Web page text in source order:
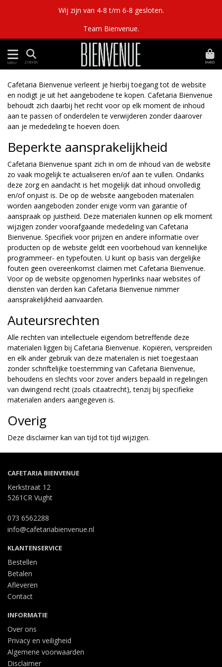
Wij zijn van 4-8 t/m 6-8 gesloten.
Team Bienvenue.
MENU ZOEKEN MAND
Cafetaria Bienvenue verleent je hierbij toegang tot de website
en nodigt je uit het aangebodene te kopen. Cafetaria Bienvenue
behoudt zich daarbij het recht voor op elk moment de inhoud
aan te passen of onderdelen te verwijderen zonder daarover
aan je mededeling te hoeven doen.
Beperkte aansprakelijkheid
Cafetaria Bienvenue spant zich in om de inhoud van de website
zo vaak mogelijk te actualiseren en/of aan te vullen. Ondanks
deze zorg en aandacht is het mogelijk dat inhoud onvolledig
en/of onjuist is. De op de website aangeboden materialen
worden aangeboden zonder enige vorm van garantie of
aanspraak op juistheid. Deze materialen kunnen op elk moment
wijzigen zonder voorafgaande mededeling van Cafetaria
Bienvenue. Specifiek voor prijzen en andere informatie over
producten op de website geldt een voorbehoud van kennelijke
programmeer- en typefouten. U kunt op basis van dergelijke
fouten geen overeenkomst claimen met Cafetaria Bienvenue.
Voor op de website opgenomen hyperlinks naar websites of
diensten van derden kan Cafetaria Bienvenue nimmer
aansprakelijkheid aanvaarden.
Auteursrechten
Alle rechten van intellectuele eigendom betreffende deze
materialen liggen bij Cafetaria Bienvenue. Kopiëren, verspreiden
en elk ander gebruik van deze materialen is niet toegestaan
zonder schriftelijke toestemming van Cafetaria Bienvenue,
behoudens en slechts voor zover anders bepaald in regelingen
van dwingend recht (zoals citaatrecht), tenzij bij specifieke
materialen anders aangegeven is.
Overig
Deze disclaimer kan van tijd tot tijd wijzigen.
CAFETARIA BIENVENUE
Kerkstraat 12
5261CR Vught
073 6562288
info@cafetariabienvenue.nl
KLANTENSERVICE
Bestellen
Betalen
Afleveren
Contact
INFORMATIE
Over ons
Privacy en veiligheid
Algemene voorwaarden
Disclaimer